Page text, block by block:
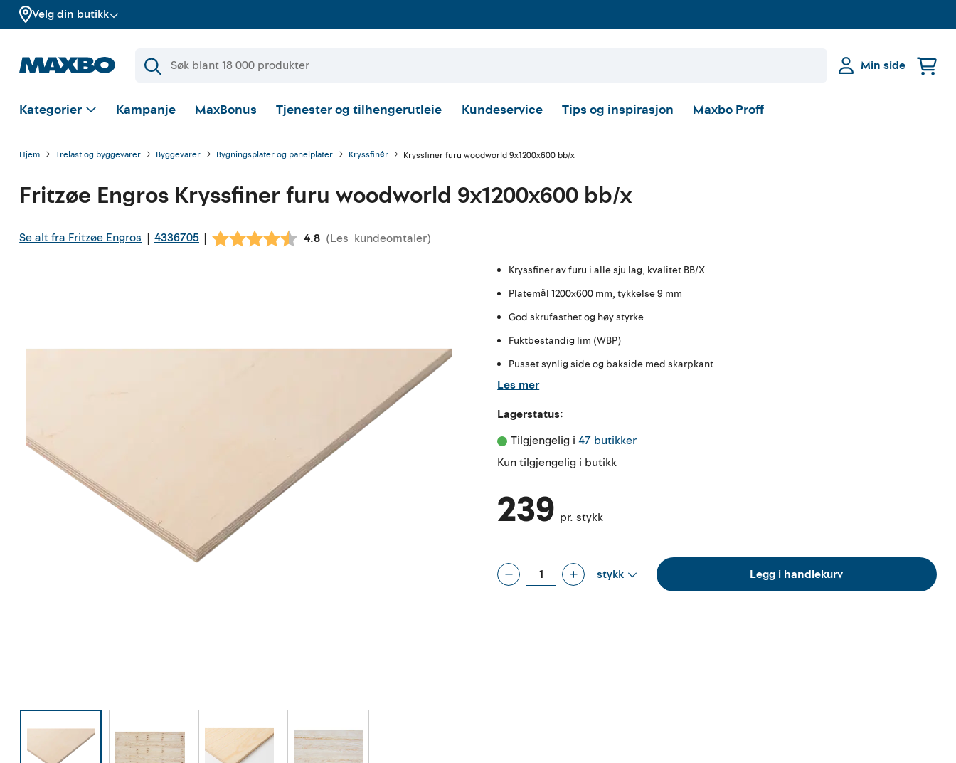
Velg din butikk
Min side
Kategorier Kampanje MaxBonus Tjenester og tilhengerutleie Kundeservice Tips og inspirasjon Maxbo Proff
Hjem Trelast og byggevarer Byggevarer Bygningsplater og panelplater Kryssfinér Kryssfiner furu woodworld 9x1200x600 bb/x
Fritzøe Engros Kryssfiner furu woodworld 9x1200x600 bb/x
Se alt fra Fritzøe Engros | 4336705 | Gjennomsnittskarakter:
4.8 (Les kundeomtaler)
Kryssfiner av furu i alle sju lag, kvalitet BB/X
Platemål 1200x600 mm, tykkelse 9 mm
God skrufasthet og høy styrke
Fuktbestandig lim (WBP)
Pusset synlig side og bakside med skarpkant
Les mer
Lagerstatus:
Tilgjengelig i 47 butikker
Kun tilgjengelig i butikk
239 pr. stykk
stykk Legg i handlekurv